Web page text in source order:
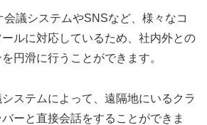
議システムやSNSなど、様々なコ
ルに対応しているため、社内外との
円滑に行うことができます。
ステムによって、遠隔地にいるクラ
ーと直接会話をすることができま